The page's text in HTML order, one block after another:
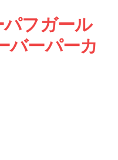
パフガール
バーパーカ